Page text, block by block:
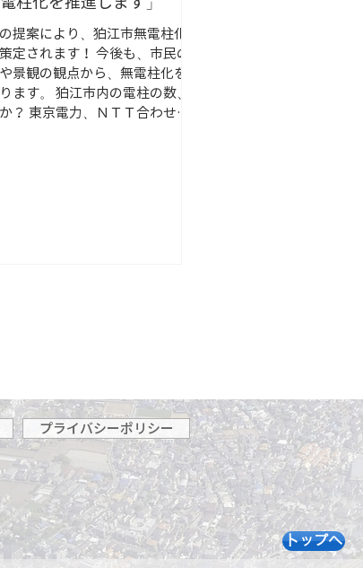
提案により、狛江市無電柱化
定されます！ 今後も、市民の
景観の観点から、無電柱化を
ます。 狛江市内の電柱の数、
？ 東京電力、ＮＴＴ合わせ平
トップへ
プライバシーポリシー